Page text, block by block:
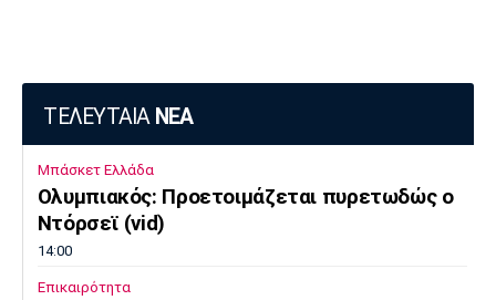
ΤΕΛΕΥΤΑΙΑ ΝΕΑ
Μπάσκετ Ελλάδα
Ολυμπιακός: Προετοιμάζεται πυρετωδώς ο
Ντόρσεϊ (vid)
14:00
Επικαιρότητα